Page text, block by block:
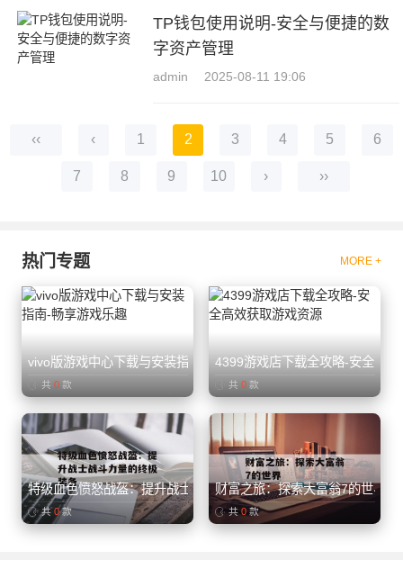
TP钱包使用说明-安全与便捷的数
字资产管理
admin 2025-08-11 19:06
‹‹ ‹ 1 2 3 4 5 6
7 8 9 10 › ››
热门专题 MORE +
vivo版游戏中心下载与安装指南-畅享游戏乐趣
共 0 款
4399游戏店下载全攻略-安全高效
共 0 款
特级血色愤怒战盔：提升战士战斗力量的终极装备
共0款
财富之旅：探索大富翁7的世界
共0 款